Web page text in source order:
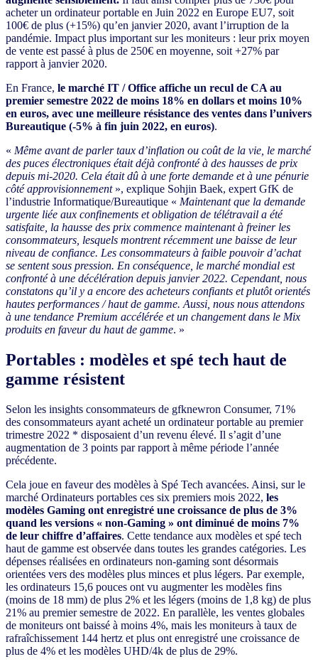
acheter un ordinateur portable en Juin 2022 en Europe EU7, soit
100€ de plus (+15%) qu’en janvier 2020, avant l’irruption de la
pandémie. Impact plus important sur les moniteurs : leur prix moyen
de vente est passé à plus de 250€ en moyenne, soit +27% par
rapport à janvier 2020.
En France, le marché IT / Office affiche un recul de CA au
premier semestre 2022 de moins 18% en dollars et moins 10%
en euros, avec une meilleure résistance des ventes dans l’univers
Bureautique (-5% à fin juin 2022, en euros).
« Même avant de parler taux d’inflation ou coût de la vie, le marché
des puces électroniques était déjà confronté à des hausses de prix
depuis mi-2020. Cela était dû à une forte demande et à une pénurie
côté approvisionnement», explique Sohjin Baek, expert GfK de
l’industrie Informatique/Bureautique « Maintenant que la demande
urgente liée aux confinements et obligation de télétravail a été
satisfaite, la hausse des prix commence maintenant à freiner les
consommateurs, lesquels montrent récemment une baisse de leur
niveau de confiance. Les consommateurs à faible pouvoir d’achat
se sentent sous pression. En conséquence, le marché mondial est
confronté à une décélération depuis janvier 2022. Cependant, nous
constatons qu’il y a encore des acheteurs confiants et plutôt orientés
hautes performances / haut de gamme. Aussi, nous nous attendons
à une tendance Premium accélérée et un changement dans le Mix
produits en faveur du haut de gamme. »
Portables : modèles et spé tech haut de
gamme résistent
Selon les insights consommateurs de gfknewron Consumer, 71%
des consommateurs ayant acheté un ordinateur portable au premier
trimestre 2022 * disposaient d’un revenu élevé. Il s’agit d’une
augmentation de 3 points par rapport à même période l’année
précédente.
Cela joue en faveur des modèles à Spé Tech avancées. Ainsi, sur le
marché Ordinateurs portables ces six premiers mois 2022, les
modèles Gaming ont enregistré une croissance de plus de 3%
quand les versions « non-Gaming » ont diminué de moins 7%
de leur chiffre d’affaires. Cette tendance aux modèles et spé tech
haut de gamme est observée dans toutes les grandes catégories. Les
dépenses réalisées en ordinateurs non-gaming sont désormais
orientées vers des modèles plus minces et plus légers. Par exemple,
les ordinateurs 15,6 pouces ont vu augmenter les modèles fins
(moins de 18 mm) de plus 2% et les légers (moins de 1,8 kg) de plus
21% au premier semestre de 2022. En parallèle, les ventes globales
de moniteurs ont baissé à moins 4%, mais les moniteurs à taux de
rafraîchissement 144 hertz et plus ont enregistré une croissance de
plus de 4% et les modèles UHD/4k de plus de 29%.